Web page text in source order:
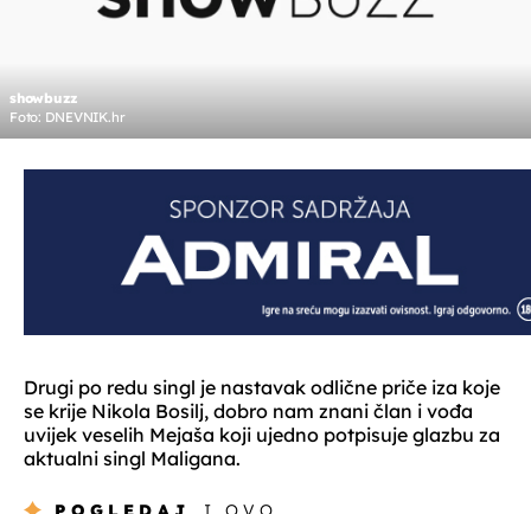
showbuzz
Foto: DNEVNIK.hr
Drugi po redu singl je nastavak odlične priče iza koje
se krije Nikola Bosilj, dobro nam znani član i vođa
uvijek veselih Mejaša koji ujedno potpisuje glazbu za
aktualni singl Maligana.